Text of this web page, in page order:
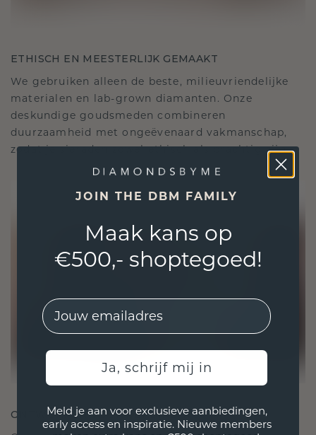
ETHISCH EN MEESTERLIJK GEMAAKT
We gebruiken alleen de beste, milieuvriendelijke
materialen en lab-grown diamanten. Onze
deskundige goudsmeden combineren
duurzaamheid met ongeëvenaard vakmanschap,
zodat je sieraden zowel ethisch als prachtig zijn.
ONTWORPEN VOOR VERBINDING
JOIN THE DBM FAMILY
Maak kans op
€500,- shoptegoed!
EMail
Ja, schrijf mij in
Meld je aan voor exclusieve aanbiedingen,
early access en inspiratie. Nieuwe members